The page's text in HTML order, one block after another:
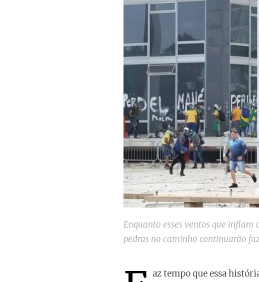
Enquanto esses ventos que
pedras no caminho continuarão
az tempo que essa